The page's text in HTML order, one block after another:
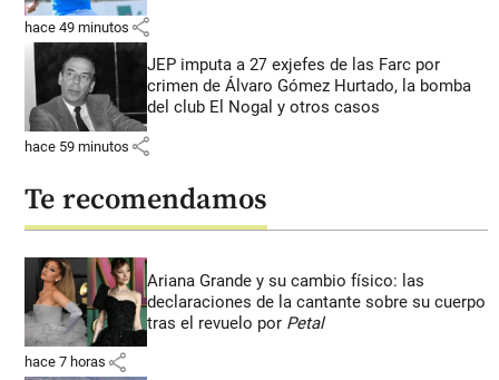
hace 49 minutos share
JEP imputa a 27 exjefes de las Farc por
crimen de Álvaro Gómez Hurtado, la bomba
del club El Nogal y otros casos
hace 59 minutos share
Te recomendamos
Ariana Grande y su cambio físico: las
declaraciones de la cantante sobre su cuerpo
tras el revuelo por Petal
hace 7 horas share